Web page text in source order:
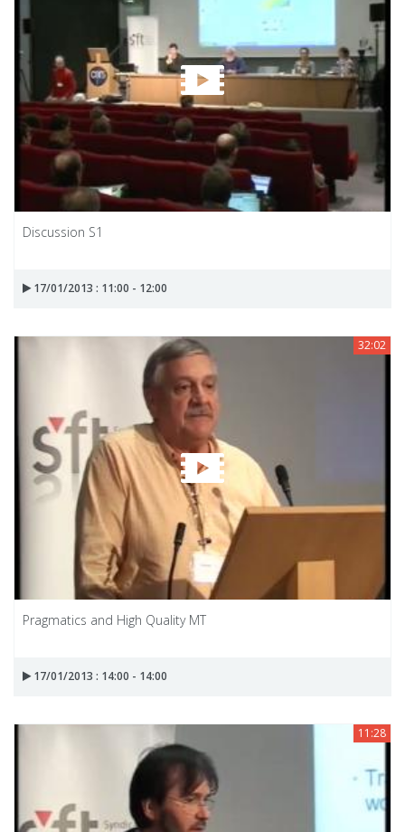
Discussion S1
17/01/2013 : 11:00 - 12:00
32:02
Pragmatics and High Quality MT
17/01/2013 : 14:00 - 14:00
11:28